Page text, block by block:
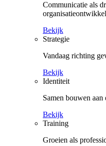
Communicatie als
Bekijk
Strategie
Vandaag richting
Bekijk
Identiteit
Samen bouwen
Bekijk
Training
Groeien als